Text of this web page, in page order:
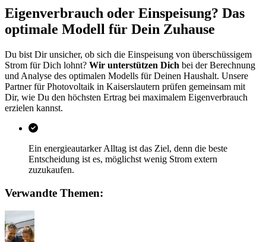
Eigenverbrauch oder Einspeisung? Das
optimale Modell für Dein Zuhause
Du bist Dir unsicher, ob sich die Einspeisung von überschüssigem
Strom für Dich lohnt? Wir unterstützen Dich bei der Berechnung
und Analyse des optimalen Modells für Deinen Haushalt. Unsere
Partner für Photovoltaik in Kaiserslautern prüfen gemeinsam mit
Dir, wie Du den höchsten Ertrag bei maximalem Eigenverbrauch
erzielen kannst.
Ein energieautarker Alltag ist das Ziel, denn die beste
Entscheidung ist es, möglichst wenig Strom extern
zuzukaufen.
Verwandte Themen: